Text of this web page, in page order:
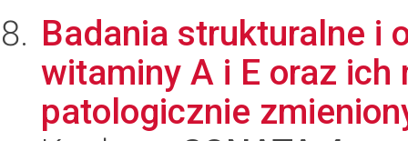
Badania strukturalne i
witaminy A i E oraz
patologicznie